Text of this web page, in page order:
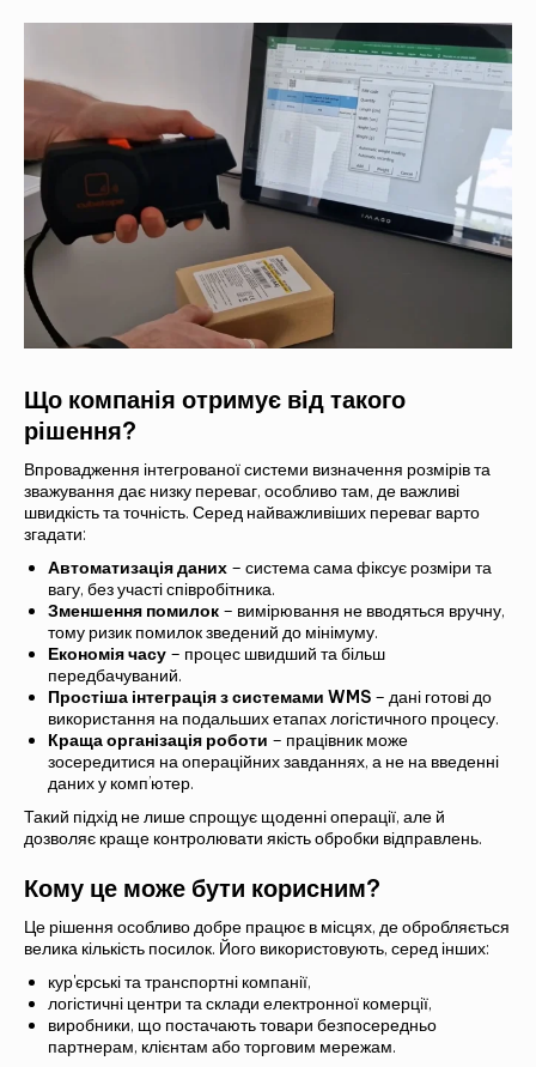
ЗВ'ЯЖІТЬСЯ З НАМИ ТА ДІЗНАЙТЕСЯ
БІЛЬШЕ!
Альтернатива:
Що компанія отримує від такого
рішення?
Впровадження інтегрованої системи визначення розмірів та
зважування дає низку переваг, особливо там, де важливі
швидкість та точність. Серед найважливіших переваг варто
згадати:
Автоматизація даних – система сама фіксує розміри та
вагу, без участі співробітника.
Зменшення помилок – вимірювання не вводяться вручну,
тому ризик помилок зведений до мінімуму.
Економія часу – процес швидший та більш
передбачуваний.
Простіша інтеграція з системами WMS – дані готові до
використання на подальших етапах логістичного процесу.
Краща організація роботи – працівник може
зосередитися на операційних завданнях, а не на введенні
даних у комп’ютер.
Такий підхід не лише спрощує щоденні операції, але й
дозволяє краще контролювати якість обробки відправлень.
Кому це може бути корисним?
Це рішення особливо добре працює в місцях, де обробляється
велика кількість посилок. Його використовують, серед інших:
кур'єрські та транспортні компанії,
логістичні центри та склади електронної комерції,
виробники, що постачають товари безпосередньо
партнерам, клієнтам або торговим мережам.